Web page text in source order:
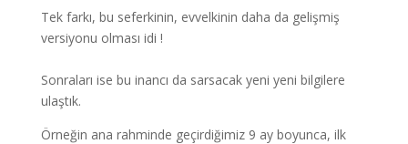
Tek farkı, bu seferkinin, evvelkinin daha da gelişmiş
versiyonu olması idi !
Sonraları ise bu inancı da sarsacak yeni yeni bilgilere
ulaştık.
Örneğin ana rahminde geçirdiğimiz 9 ay boyunca, ilk